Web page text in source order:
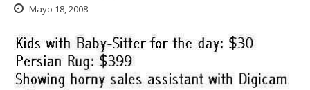
Mayo 18, 2008